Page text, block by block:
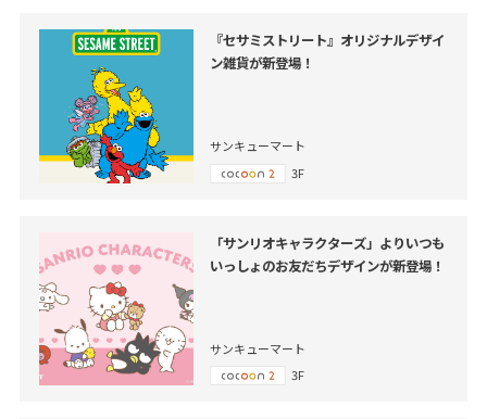
『セサミストリート』オリジナルデザイ
ン雑貨が新登場！
サンキューマート
3F
「サンリオキャラクターズ」よりいつも
いっしょのお友だちデザインが新登場！
サンキューマート
3F